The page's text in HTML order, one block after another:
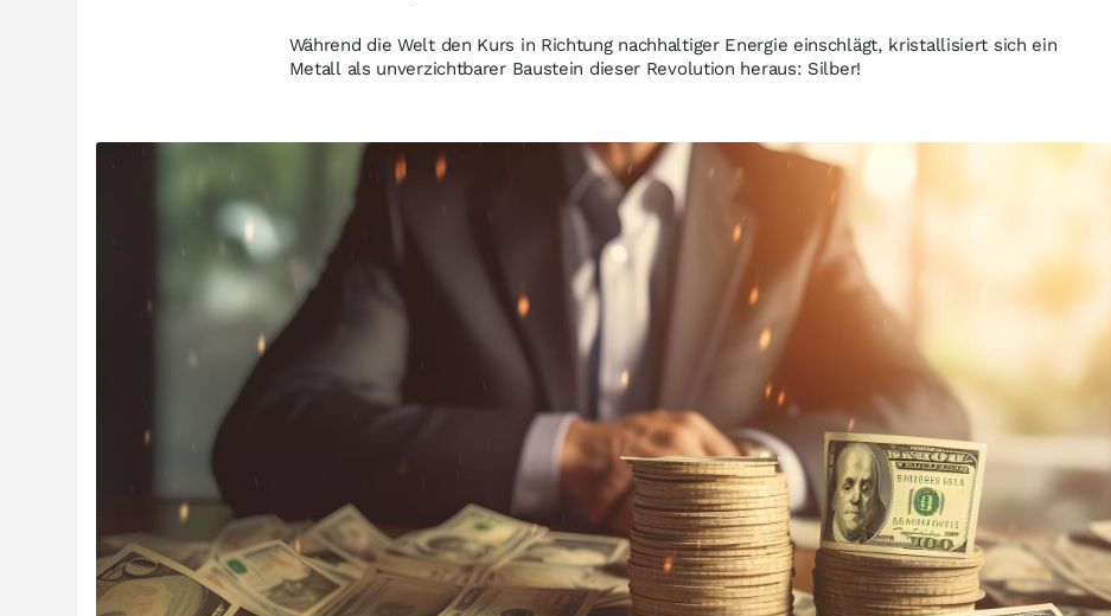
Während die Welt den Kurs in Richtung nachhaltiger Energie einschlägt, kristallisiert sich ein
Metall als unverzichtbarer Baustein dieser Revolution heraus: Silber!